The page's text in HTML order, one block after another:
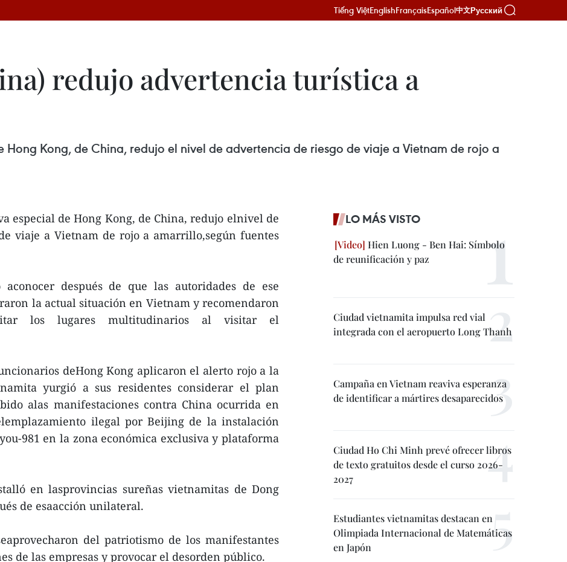
Tiếng ViệtEnglishFrançaisEspañol中文Русский
redujo advertencia turística a
Kong, de China, redujo el nivel de advertencia de riesgo de viaje a Vietnam de rojo a
especial de Hong Kong, de China, redujo elnivel de
viaje a Vietnam de rojo a amarrillo,según fuentes
después de que las autoridades de ese
la actual situación en Vietnam y recomendaron
los lugares multitudinarios al visitar el
deHong Kong aplicaron el alerto rojo a la
yurgió a sus residentes considerar el plan
alas manifestaciones contra China ocurrida en
ilegal por Beijing de la instalación
981 en la zona económica exclusiva y plataforma
en lasprovincias sureñas vietnamitas de Dong
de esaacción unilateral.
del patriotismo de los manifestantes
de las empresas y provocar el desorden público.
LO MÁS VISTO
Hien Luong - Ben Hai: Símbolo
de reunificación y paz
Ciudad vietnamita impulsa red vial
integrada con el aeropuerto Long Thanh
Campaña en Vietnam reaviva esperanza
de identificar a mártires desaparecidos
Ciudad Ho Chi Minh prevé ofrecer libros
de texto gratuitos desde el curso 2026-
2027
Estudiantes vietnamitas destacan en
Olimpiada Internacional de Matemáticas
en Japón